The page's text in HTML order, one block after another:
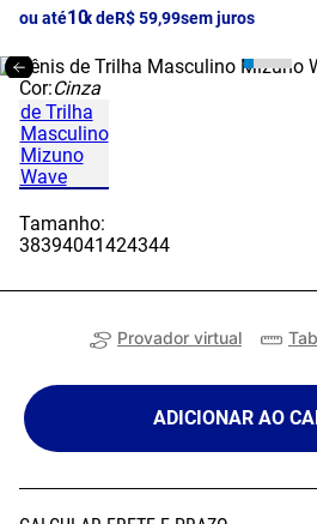
ou até10x deR$59,99sem juros
Cor:Cinza
Tamanho:
38394041424344
Provador virtual
ADICIONAR AO